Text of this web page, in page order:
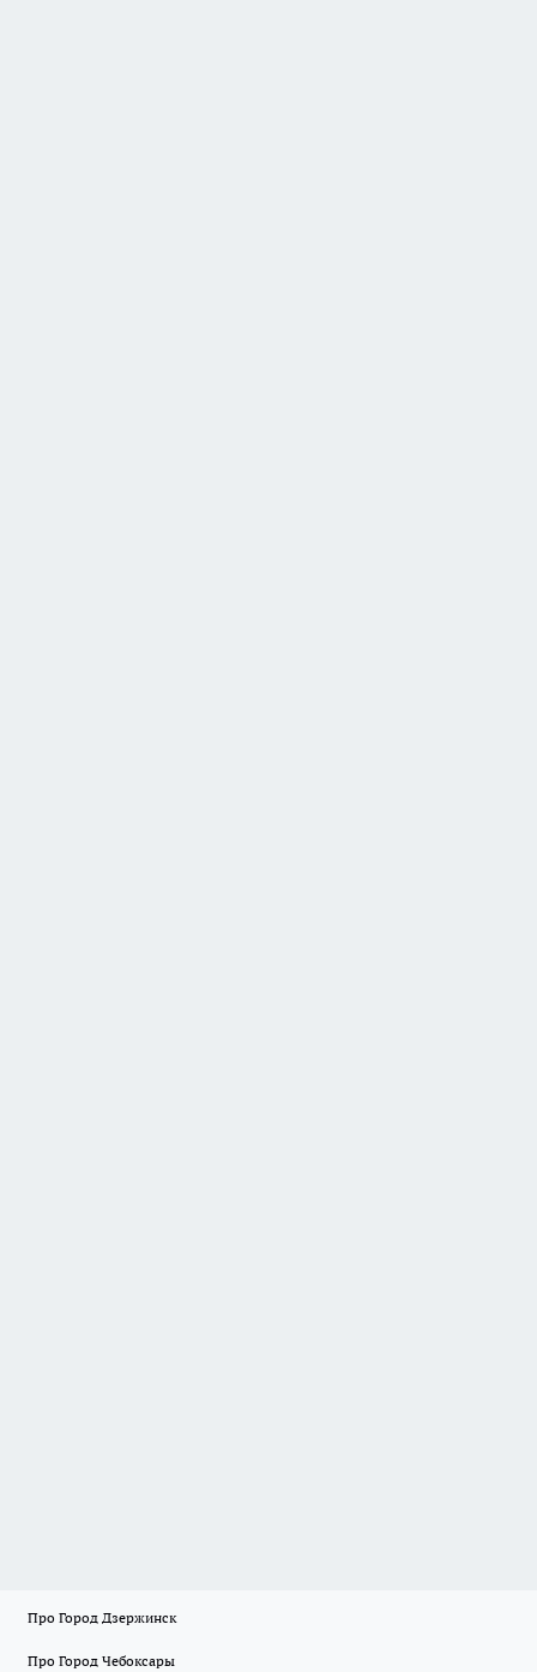
Про Город Дзержинск
Про Город Чебоксары